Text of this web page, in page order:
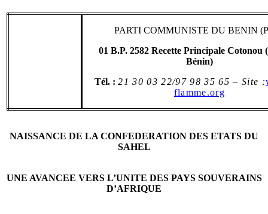
PARTI COMMUNISTE DU BENIN
01 B.P. 2582 Recette Principale Cotonou
Bénin)
Tél. :21 30 03 22/97 98 35 65 – Site :
flamme.org
NAISSANCE DE LA CONFEDERATION DES ETATS DU
SAHEL
UNE AVANCEE VERS L’UNITE DES PAYS SOUVERAINS
D’AFRIQUE